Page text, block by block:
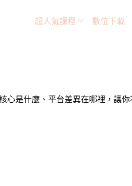
超人氣課程 數位下載
是什麼、平台差異在哪裡，讓